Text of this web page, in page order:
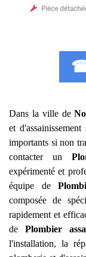
☎
Dans la ville de
et
importants si non
contacter un
expérimenté et
équipe de
composée de
rapidement et
de Plombier
l'installation, la